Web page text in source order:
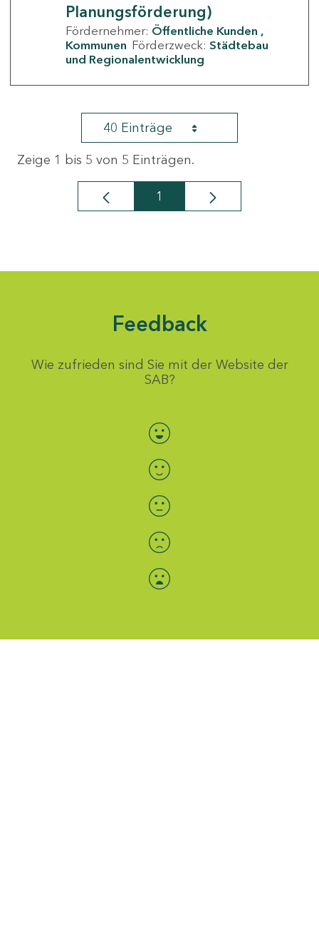
Planungsförderung)
Fördernehmer: Öffentliche Kunden
Kommunen Förderzweck: Städtebau
und Regionalentwicklung
40 Einträge
Zeige 1 bis 5 von 5 Einträgen.
Seite
1
Feedback
Wie zufrieden sind Sie mit der Website der
SAB?
Bewertung auswählen